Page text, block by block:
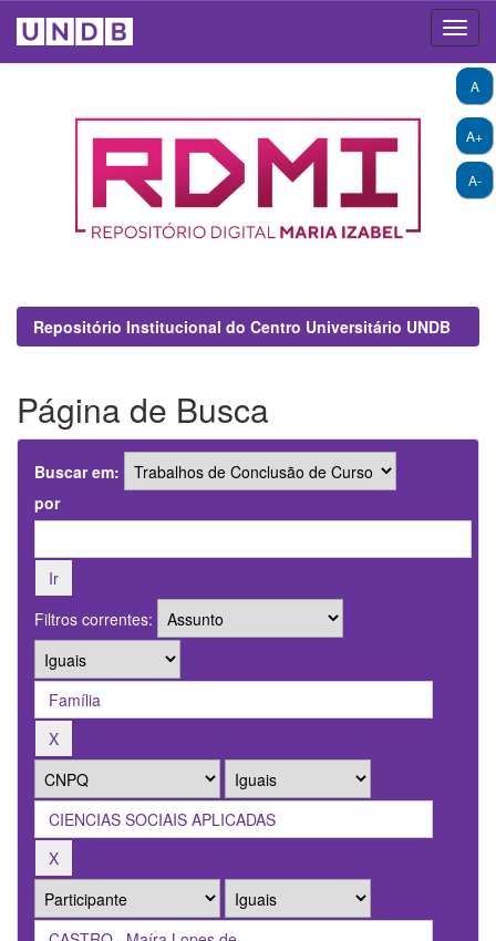
A+
A-
A
Repositório Institucional do Centro Universitário UNDB
Página de Busca
Buscar em:
por
Filtros correntes: